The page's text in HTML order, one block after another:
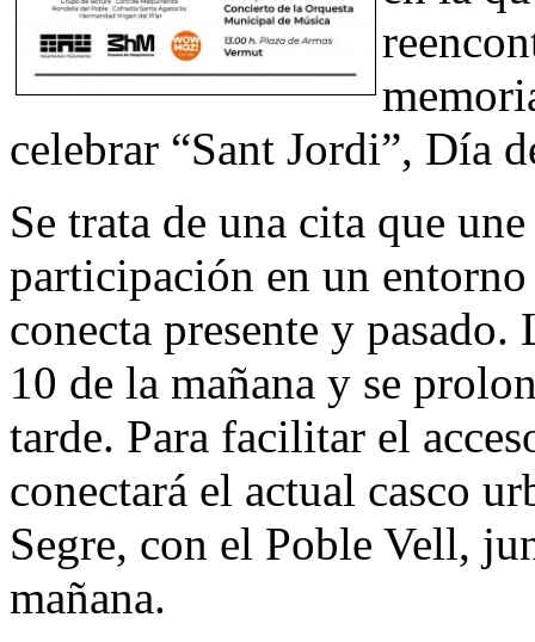
celebrar “Sant Jordi”, Día
Se trata de una cita que
participación en un
conecta presente y
10 de la mañana y se
tarde. Para facilitar el
conectará el actual casco
Segre, con el Poble Vell,
mañana.